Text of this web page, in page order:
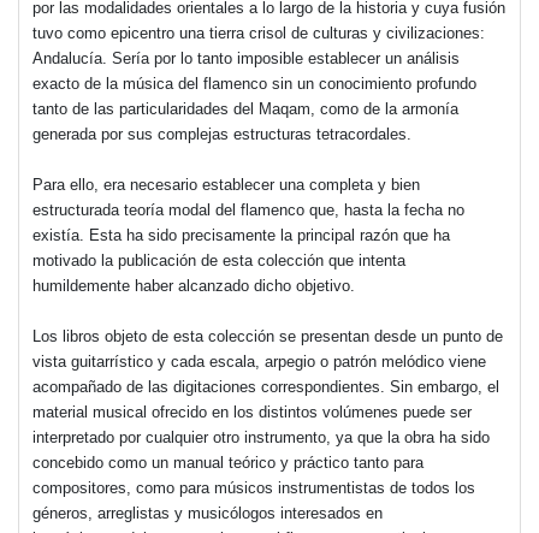
por las modalidades orientales a lo largo de la historia y cuya fusión
tuvo como epicentro una tierra crisol de culturas y civilizaciones:
Andalucía. Sería por lo tanto imposible establecer un análisis
exacto de la música del flamenco sin un conocimiento profundo
tanto de las particularidades del Maqam, como de la armonía
generada por sus complejas estructuras tetracordales.
Para ello, era necesario establecer una completa y bien
estructurada teoría modal del flamenco que, hasta la fecha no
existía. Esta ha sido precisamente la principal razón que ha
motivado la publicación de esta colección que intenta
humildemente haber alcanzado dicho objetivo.
Los libros objeto de esta colección se presentan desde un punto de
vista guitarrístico y cada escala, arpegio o patrón melódico viene
acompañado de las digitaciones correspondientes. Sin embargo, el
material musical ofrecido en los distintos volúmenes puede ser
interpretado por cualquier otro instrumento, ya que la obra ha sido
concebido como un manual teórico y práctico tanto para
compositores, como para músicos instrumentistas de todos los
géneros, arreglistas y musicólogos interesados en